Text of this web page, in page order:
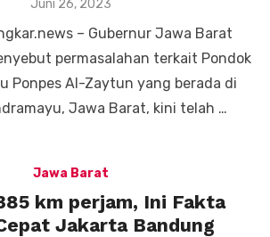
Posted
Juni 26, 2023
– Gubernur Jawa Barat
permasalahan terkait Pondok
Ponpes Al-Zaytun yang berada di
Jawa Barat, kini telah …
Jawa Barat
km perjam, Ini Fakta
Jakarta Bandung